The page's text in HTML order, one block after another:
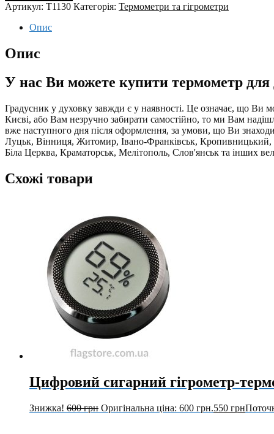
Артикул: T1130 Категорія: Термометри та гігрометри
Опис
Опис
У нас Ви можете купити термометр для
Градусник у духовку завжди є у наявності. Це означає, що Ви
Києві, або Вам незручно забирати самостійно, то ми Вам
вже наступного дня після оформлення, за умови, що Ви
Луцьк, Вінниця, Житомир, Івано-Франківськ,
Біла Церква, Краматорськ, Мелітополь, Слов'янськ та інших
Схожі товари
Цифровий сигарний гігрометр-
Знижка! 600грн Оригінальна ціна: 600 грн.550 грн